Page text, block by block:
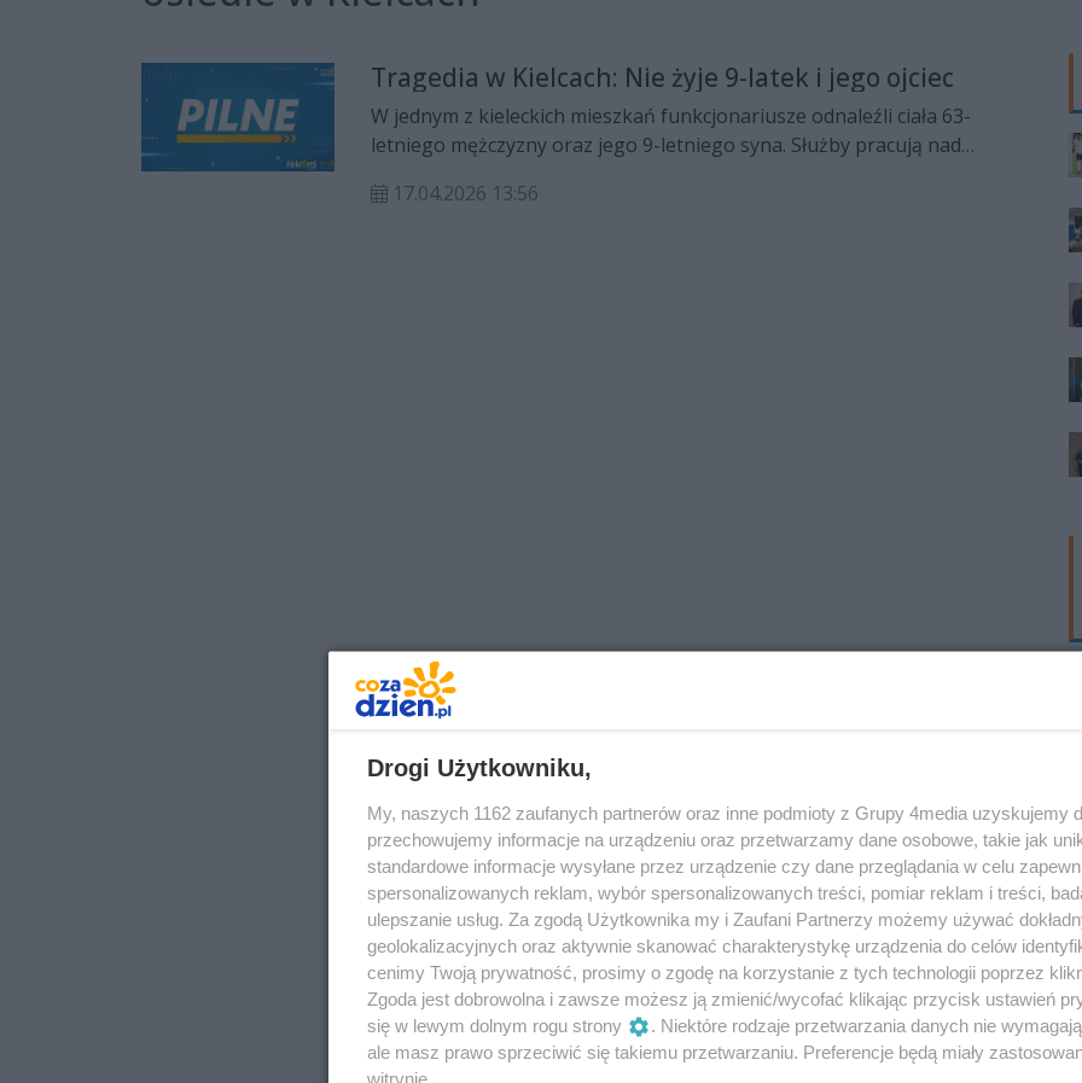
Tragedia w Kielcach: Nie żyje 9-latek i jego ojciec
W jednym z kieleckich mieszkań funkcjonariusze odnaleźli ciała 63-
letniego mężczyzny oraz jego 9-letniego syna. Służby pracują nad
17.04.2026 13:56
Drogi Użytkowniku,
My, naszych 1162 zaufanych partnerów oraz inne podmioty z Grupy 4media uzyskujemy
przechowujemy informacje na urządzeniu oraz przetwarzamy dane osobowe, takie jak
standardowe informacje wysyłane przez urządzenie czy dane przeglądania w celu
spersonalizowanych reklam, wybór spersonalizowanych treści, pomiar reklam i treści,
ulepszanie usług. Za zgodą Użytkownika my i Zaufani Partnerzy możemy używać
geolokalizacyjnych oraz aktywnie skanować charakterystykę urządzenia do celów
cenimy Twoją prywatność, prosimy o zgodę na korzystanie z tych technologii poprzez
Zgoda jest dobrowolna i zawsze możesz ją zmienić/wycofać klikając przycisk ustawień
się w lewym dolnym rogu strony
. Niektóre rodzaje przetwarzania danych nie
ale masz prawo sprzeciwić się takiemu przetwarzaniu. Preferencje będą miały
witrynie.